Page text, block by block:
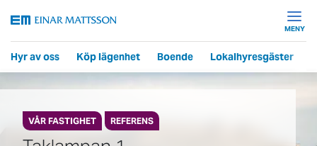
MENY
Hyr av oss Köp lägenhet Boende Lokalhyresgäster
VÅR FASTIGHET REFERENS